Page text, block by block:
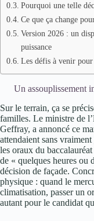
Pourquoi une telle
Ce que ça change
Version 2026 : un
puissance
Les défis à venir pour
Un assouplissement
Sur le terrain, ça se
familles. Le ministre de
Geffray, a annoncé ce
attendaient sans
les oraux du
de « quelques heures ou
décision de façade.
physique : quand le
climatisation, passer un
autant pour le candidat